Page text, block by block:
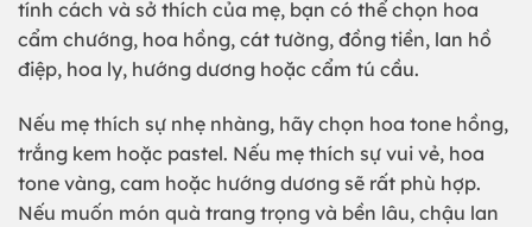
tính cách và sở thích của mẹ, bạn có thể chọn hoa
cẩm chướng, hoa hồng, cát tường, đồng tiền, lan hồ
điệp, hoa ly, hướng dương hoặc cẩm tú cầu.
Nếu mẹ thích sự nhẹ nhàng, hãy chọn hoa tone hồng,
trắng kem hoặc pastel. Nếu mẹ thích sự vui vẻ, hoa
tone vàng, cam hoặc hướng dương sẽ rất phù hợp.
Nếu muốn món quà trang trọng và bền lâu, chậu lan